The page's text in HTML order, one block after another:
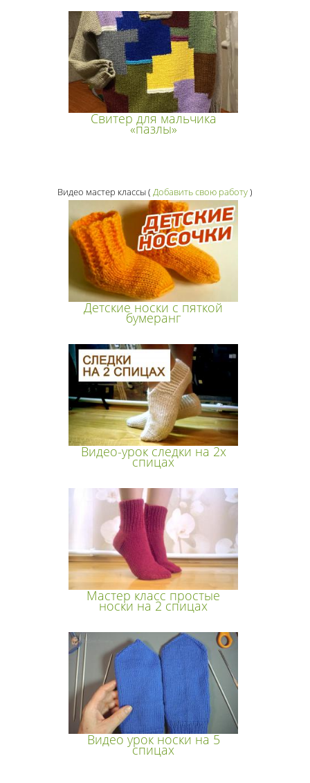
Свитер для мальчика
«пазлы»
Видео мастер классы( Добавить свою работу)
Детские носки с пяткой
бумеранг
Видео-урок следки на 2х
спицах
Мастер класс простые
носки на 2 спицах
Видео урок носки на 5
спицах